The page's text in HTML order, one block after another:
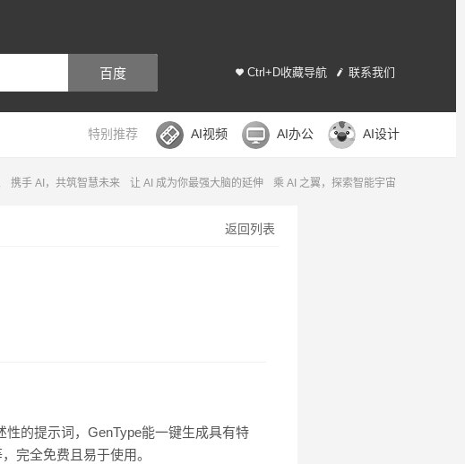
Ctrl+D收藏导航 联系我们
百度
特别推荐 AI视频 AI办公 AI设计
携手 AI，共筑智慧未来 让 AI 成为你最强大脑的延伸 乘 AI 之翼，探索智能宇宙
返回列表
的提示词，GenType能一键生成具有特
完全免费且易于使用。